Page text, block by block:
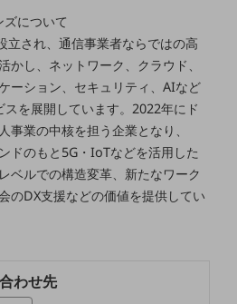
について
立され、通信事業者ならではの高
かし、ネットワーク、クラウド、
ーション、セキュリティ、AIなど
を展開しています。2022年にド
事業の中核を担う企業となり、
ドのもと5G・IoTなどを活用した
ベルでの構造変革、新たなワーク
のDX支援などの価値を提供してい
わせ先